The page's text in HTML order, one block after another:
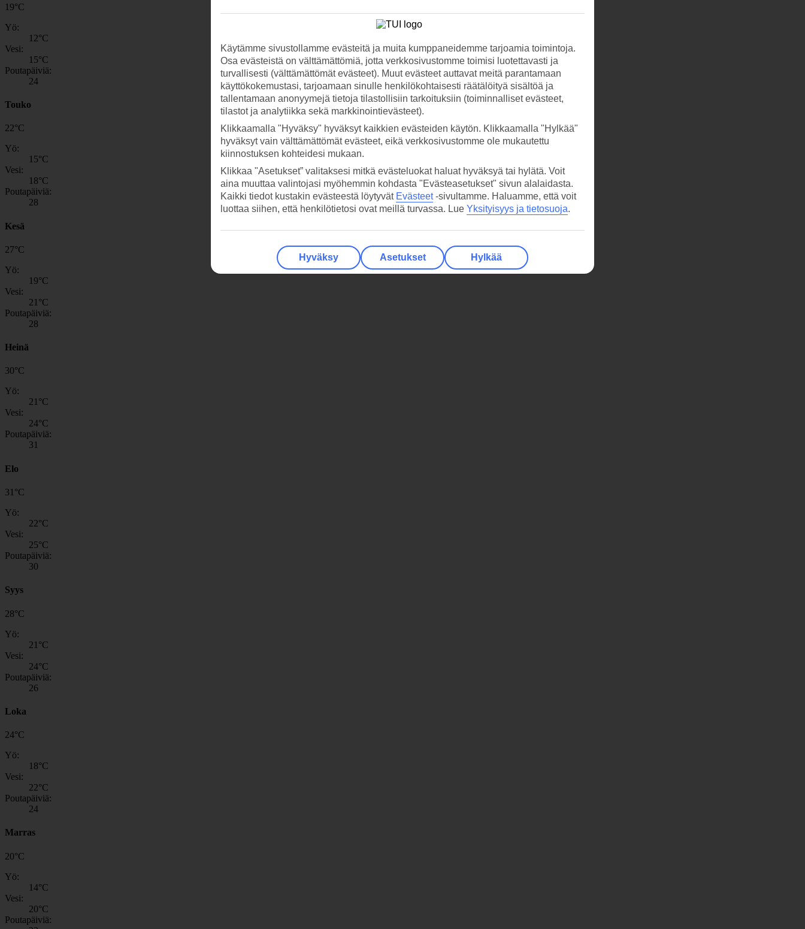
19°C
Yö:
12°C
Vesi:
15°C
Poutapäiviä:
24
Touko
22°C
Yö:
15°C
Vesi:
18°C
Poutapäiviä:
28
Kesä
27°C
Yö:
19°C
Vesi:
21 °C
Poutapäiviä:
28
Heinä
30°C
Yö:
21°C
Vesi:
24°C
Poutapäiviä:
31
Elo
31 °C
Yö:
22°C
Vesi:
25°C
Poutapäiviä:
30
Syys
28°C
Yö:
21 °C
Vesi:
24°C
Poutapäiviä:
26
Loka
24°C
Yö:
18°C
Vesi:
22°C
Poutapäiviä:
24
Marras
20°C
Yö:
14°C
Vesi:
20°C
Poutapäiviä:
Käytämme sivustollamme evästeitä ja muita kumppaneidemme tarjoamia toimintoja.
Osa evästeistä on välttämättömiä, jotta verkkosivustomme toimisi luotettavasti ja
turvallisesti (välttämättömät evästeet). Muut evästeet auttavat meitä parantamaan
käyttökokemustasi, tarjoamaan sinulle henkilökohtaisesti räätälöityä sisältöä ja
tallentamaan anonyymejä tietoja tilastollisiin tarkoituksiin (toiminnalliset evästeet,
tilastot ja analytiikka sekä markkinointievästeet).
Klikkaamalla "Hyväksy" hyväksyt kaikkien evästeiden käytön. Klikkaamalla "Hylkää"
hyväksyt vain välttämättömät evästeet, eikä verkkosivustomme ole mukautettu
kiinnostuksen kohteidesi mukaan.
Klikkaa "Asetukset” valitaksesi mitkä evästeluokat haluat hyväksyä tai hylätä. Voit
aina muuttaa valintojasi myöhemmin kohdasta "Evästeasetukset" sivun alalaidasta.
Kaikki tiedot kustakin evästeestä löytyvät Evästeet-sivultamme. Haluamme, että voit
luottaa siihen, että henkilötietosi ovat meillä turvassa. Lue Yksityisyys ja tietosuoja.
Hyväksy Asetukset Hylkää